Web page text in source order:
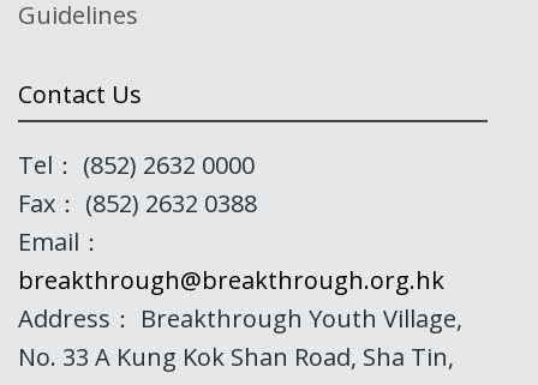
Guidelines
Contact Us
Tel： (852) 2632 0000
Fax： (852) 2632 0388
Email：
breakthrough@breakthrough.org.hk
Address： Breakthrough Youth Village,
No. 33 A Kung Kok Shan Road, Sha Tin,